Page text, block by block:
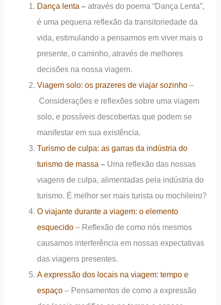
Dança lenta – através do poema “Dança Lenta”,
é uma pequena reflexão da transitoriedade da
vida, estimulando a pensarmos em viver mais o
presente, o caminho, através de melhores
decisões na nossa viagem.
Viagem solo: os prazeres de viajar sozinho–
Considerações e reflexões sobre uma viagem
solo, e possíveis descobertas que podem se
manifestar em sua existência.
Turismo de culpa: as garras da indústria do
turismo de massa – Uma reflexão das nossas
viagens de culpa, alimentadas pela indústria do
turismo. É melhor ser mais turista ou mochileiro?
O viajante durante a viagem: o elemento
esquecido– Reflexão de como nós mesmos
causamos interferência em nossas expectativas
das viagens presentes.
A expressão dos locais na viagem: tempo e
espaço– Pensamentos de como a expressão